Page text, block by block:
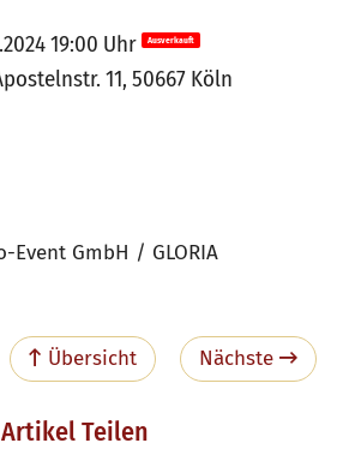
19:00 Uhr Ausverkauft
11, 50667 Köln
Event GmbH / GLORIA
Übersicht Nächste
Artikel Teilen